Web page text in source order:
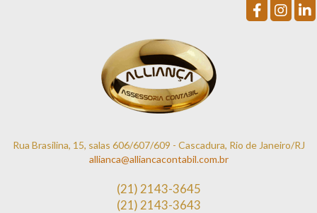
Rua Brasilina, 15, salas 606/607/609 - Cascadura, Rio de Janeiro/RJ
allianca@alliancacontabil.com.br
(21) 2143-3645
(21) 2143-3643